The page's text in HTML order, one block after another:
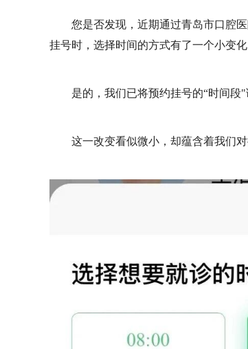
您是否发现，近期通过青岛市口腔
挂号时，选择时间的方式有了一个小变化
是的，我们已将预约挂号的“时间段"
这一改变看似微小，却蕴含着我们